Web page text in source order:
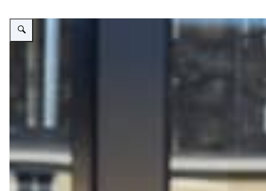
Vergroot afbeelding Koningin Máxima bij brouwerij.